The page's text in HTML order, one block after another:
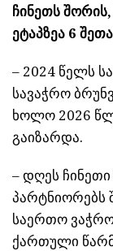
ჩინეთს
ეტაპზეა 6
– 2024 წელს
სავაჭრო
ხოლო 2026
გაიზარდა.
– დღეს
პარტნიორებს
საერთო
ქართული